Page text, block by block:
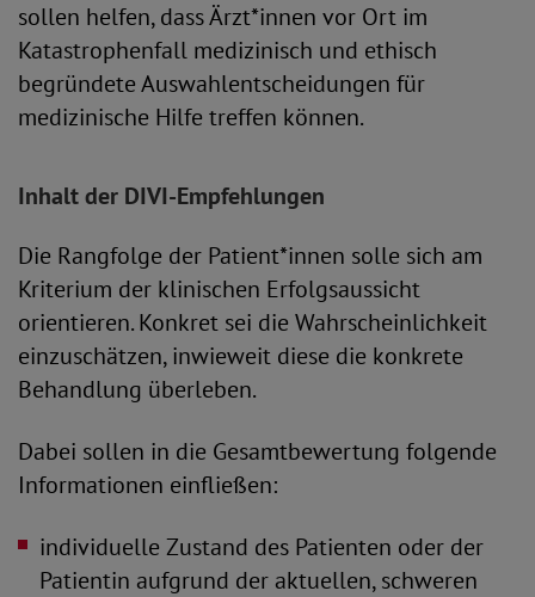
sollen helfen, dass Ärzt*innen vor Ort im
Katastrophenfall medizinisch und ethisch
begründete Auswahlentscheidungen für
medizinische Hilfe treffen können.
Inhalt der DIVI-Empfehlungen
Die Rangfolge der Patient*innen solle sich am
Kriterium der klinischen Erfolgsaussicht
orientieren. Konkret sei die Wahrscheinlichkeit
einzuschätzen, inwieweit diese die konkrete
Behandlung überleben.
Dabei sollen in die Gesamtbewertung folgende
Informationen einfließen:
individuelle Zustand des Patienten oder der
Patientin aufgrund der aktuellen, schweren